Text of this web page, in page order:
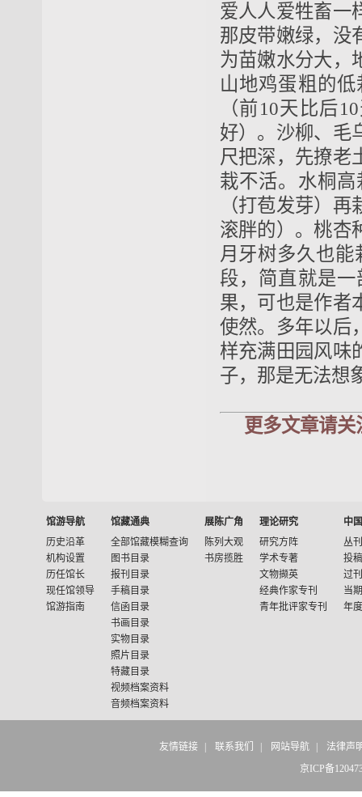
爱人人爱牲畜一
那皮带嫩绿，没
为苗嫩水分大，
山地鸡蛋粗的
（前10天比后
好）。沙柳、毛
尺把深，先撩老
栽不活。水桐
（打苞发芽）
滚胖的）。桃杏
月牙树多久也
段，简直就是
果，可也是作者
使然。多年以后
样充满田园风味
子，那是无法想
更多文章请
馆游导航
历史沿革
机构设置
历任馆长
现任馆领导
馆游指南
馆藏通典
全部馆藏模糊查询
图书目录
报刊目录
手稿目录
信函目录
书画目录
实物目录
照片目录
特藏目录
视频档案资料
音频档案资料
展陈广角
陈列大观
书房揽胜
理论研究
研究方阵
学术专著
文物撷英
经典作家专刊
青年批评家专刊
中
丛
投
过
当
年
友情链接 联系我们 网站导航
法律声
京ICP备